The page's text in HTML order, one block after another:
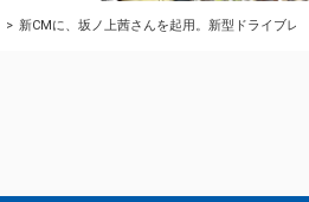
新CMに、坂ノ上茜さんを起用。新型ドライブレ